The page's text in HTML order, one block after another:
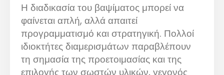
Η διαδικασία του βαψίματος μπορεί να
φαίνεται απλή, αλλά απαιτεί
προγραμματισμό και στρατηγική. Πολλοί
ιδιοκτήτες διαμερισμάτων παραβλέπουν
τη σημασία της προετοιμασίας και της
επιλογής των σωστών υλικών, γεγονός